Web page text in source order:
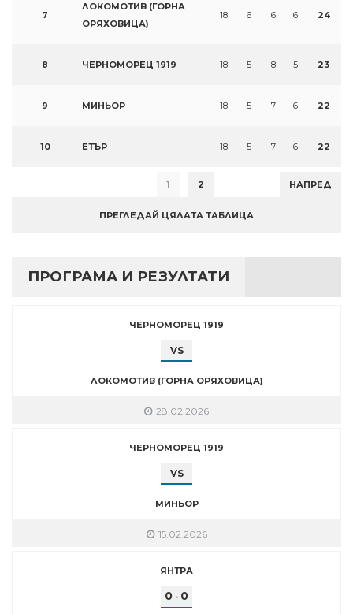
7
ЛОКОМОТИВ (ГОРНА
ОРЯХОВИЦА)
18 6 6 6 24
8 ЧЕРНОМОРЕЦ 1919 18 5 8 5 23
9 МИНЬОР 18 5 7 6 22
10 ЕТЪР 18 5 7 6 22
1 2 НАПРЕД
ПРЕГЛЕДАЙ ЦЯЛАТА ТАБЛИЦА
ПРОГРАМА И РЕЗУЛТАТИ
ЧЕРНОМОРЕЦ 1919
VS
ЛОКОМОТИВ (ГОРНА ОРЯХОВИЦА)
28.02.2026
ЧЕРНОМОРЕЦ 1919
VS
МИНЬОР
15.02.2026
ЯНТРА
0 - 0